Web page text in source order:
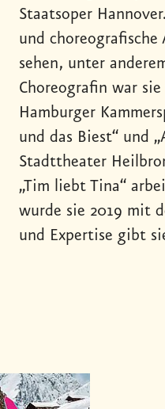
Staatsoper
und
sehen, unter
Choreografin war
Hamburger
und das Biest“ und
Stadttheater
„Tim liebt Tina“
wurde sie 2019 mit
und Expertise gibt